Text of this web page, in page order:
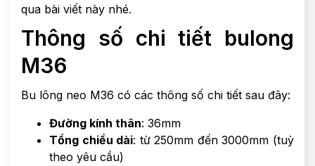
qua bài viết này nhé.
Thông số chi tiết bulong
M36
Bu lông neo M36 có các thông số chi tiết sau đây:
Đường kính thân: 36mm
Tổng chiều dài: từ 250mm đến 3000mm (tuỳ
theo yêu cầu)